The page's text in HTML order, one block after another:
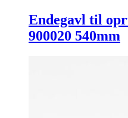
Endegavl til
900020 540mm